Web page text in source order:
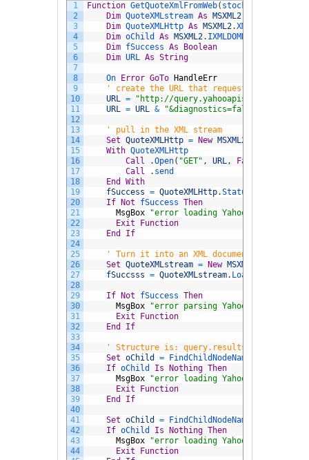
1
2
3
4
5
6
7
8
9
10
11
12
13
14
15
16
17
18
19
20
21
22
23
24
25
26
27
28
29
30
31
32
33
34
35
36
37
38
39
40
41
42
43
44
Function GetQuoteXmlFromWeb( stockSymbol
Dim QuoteXMLstream As MSXML2
Dim QuoteXMLHttp As MSXML2.XMLHTTP60
Dim oChild As MSXML2. IXMLDOMNode
Dim fSuccess As
Boolean
Dim URL As String
On Error GoTo
HandleErr
' create the URL that requests the XML
URL =
"http://query.yahooapis.com/v1/public/
URL = URL &
' pull in the XML stream
Set QuoteXMLHttp = New MSXML2
With QuoteXMLHttp
Call
.Open( "GET" , URL, False
Call
. send
End
With
fSuccess = QuoteXMLHttp.Status
If
Not fSuccess Then
MsgBox
"error loading Yahoo Finance XML
Exit
Function
End
If
' Turn it into an XML document
Set QuoteXMLstream = New MSXML2
fSuccsss = QuoteXMLstream. LoadXML
If Not fSuccess Then
MsgBox
"error parsing Yahoo Finance XML
Exit
Function
End
If
' Structure is: query.results.quote (3
Set oChild = FindChildNodeName
If oChild Is Nothing Then
MsgBox
"error loading Yahoo Finance
Exit
Function
End
If
Set oChild = FindChildNodeName
If oChild Is Nothing Then
MsgBox
"error loading Yahoo Finance
Exit
Function